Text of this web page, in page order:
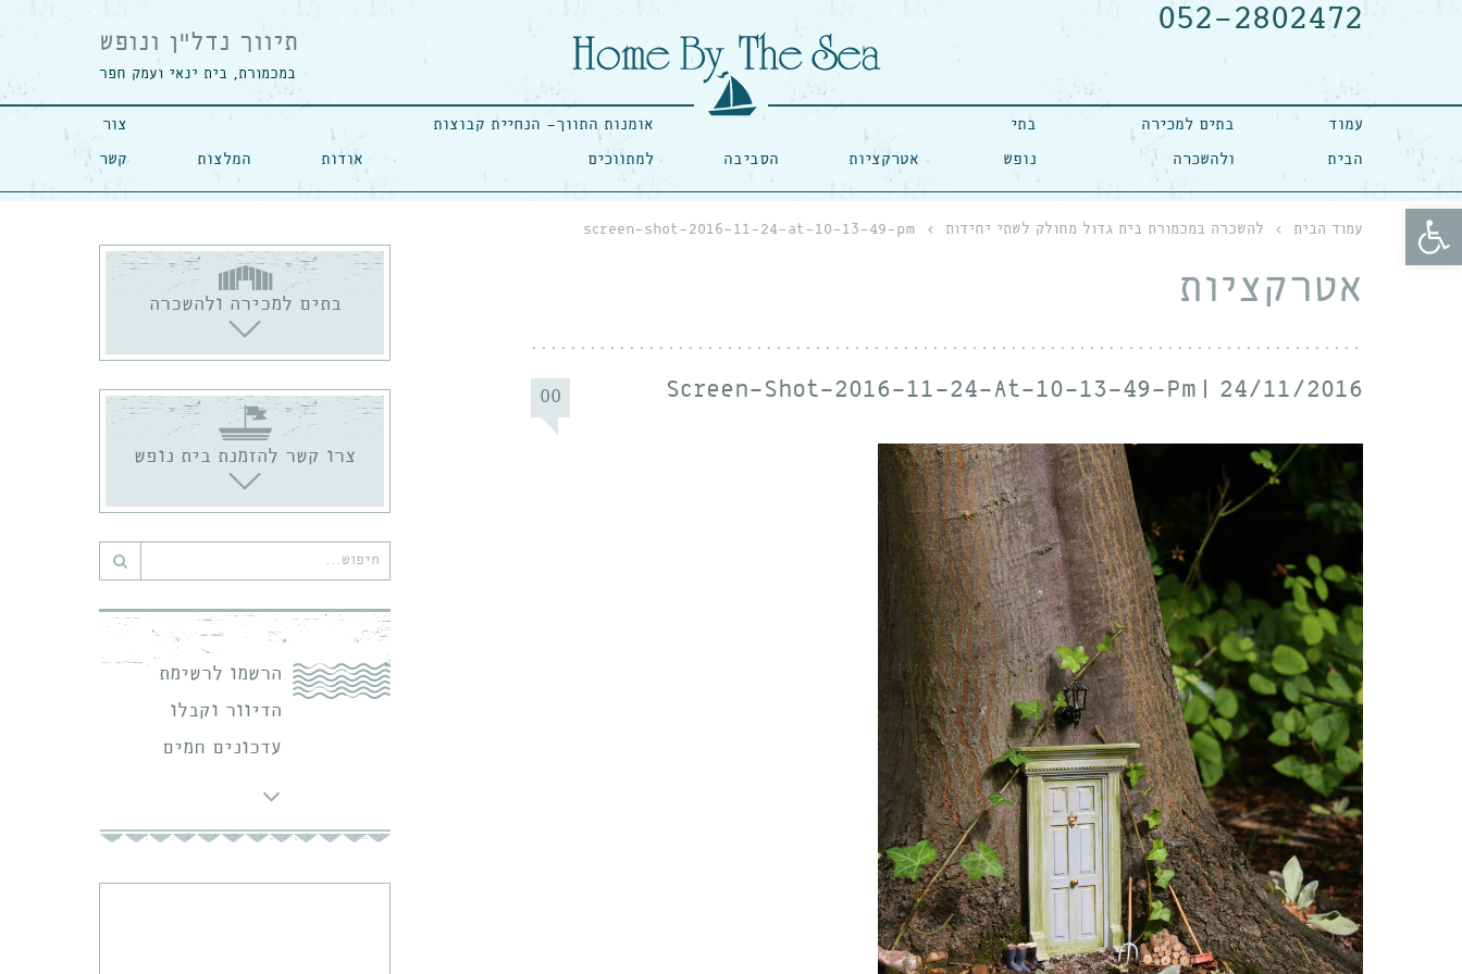
פתח סרגל נגישות
052-2802472
תיווך נדל"ן ונופש
במכמורת, בית ינאי ועמק חפר
עמוד
הבית
בתים למכירה
ולהשכרה
בתי
נופש אטרקציות הסביבה
אומנות התווך- הנחיית קבוצות
למתווכים אודות המלצות
צור
קשר
עמוד הבית › להשכרה במכמורת בית גדול מחולק לשתי יחידות ›
screen-shot-2016-11-24-at-10-13-49-pm
אטרקציות
24/11/2016
Screen-Shot-2016-11-24-At-10-13-49-Pm
00
בתים למכירה ולהשכרה
צרו קשר להזמנת בית נופש
חיפוש
הרשמו לרשימת
הדיוור וקבלו
עדכונים חמים